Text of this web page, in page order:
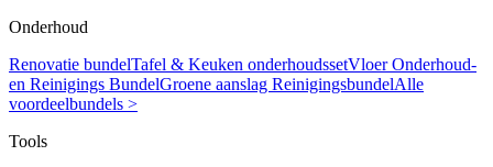
Onderhoud
Renovatie bundelTafel & Keuken onderhoudssetVloer Onderhoud-
en Reinigings BundelGroene aanslag ReinigingsbundelAlle
voordeelbundels >
Tools